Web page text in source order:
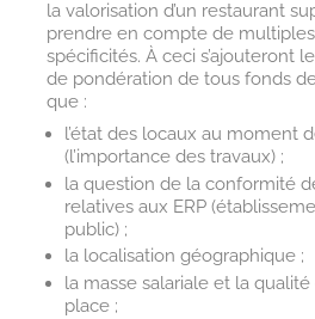
la valorisation d’un restaurant
prendre en compte de
spécificités. À ceci s’ajouteront
de pondération de tous fonds
que :
l’état des locaux au moment
(l’importance des travaux) ;
la question de la conformité
relatives aux ERP
public) ;
la localisation géographique ;
la masse salariale et la qualité
place ;